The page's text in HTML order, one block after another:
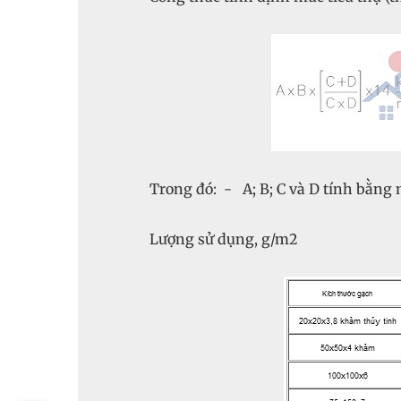
Trong đó: - A; B; C và D tính bằng
Lượng sử dụng, g/m2